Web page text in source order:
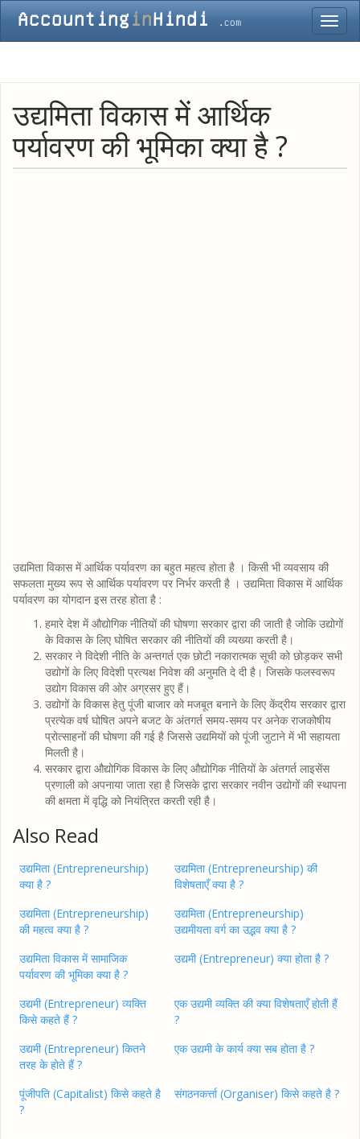
उद्यमिता विकास में आर्थिक
पर्यावरण की भूमिका क्या है ?
उद्यमिता विकास में आर्थिक पर्यावरण का बहुत महत्व होता है । किसी भी व्यवसाय की
सफलता मुख्य रूप से आर्थिक पर्यावरण पर निर्भर करती है । उद्यमिता विकास में आर्थिक
पर्यावरण का योगदान इस तरह होता है :
हमारे देश में औद्योगिक नीतियों की घोषणा सरकार द्वारा की जाती है जोकि उद्योगों
के विकास के लिए घोषित सरकार की नीतियों की व्यख्या करती है।
सरकार ने विदेशी नीति के अन्तगर्त एक छोटी नकारात्मक सूची को छोड़कर सभी
उद्योगों के लिए विदेशी प्रत्यक्ष निवेश की अनुमति दे दी है। जिसके फलस्वरूप
उद्योग विकास की ओर अग्रसर हुए हैं।
उद्योगों के विकास हेतु पूंजी बाजार को मजबूत बनाने के लिए केंद्रीय सरकार द्वारा
प्रत्येक वर्ष घोषित अपने बजट के अंतगर्त समय-समय पर अनेक राजकोषीय
प्रोत्साहनों की घोषणा की गई है जिससे उद्यमियों को पूंजी जुटाने में भी सहायता
मिलती है।
सरकार द्वारा औद्योगिक विकास के लिए औद्योगिक नीतियों के अंतगर्त लाइसेंस
प्रणाली को अपनाया जाता रहा है जिसके द्वारा सरकार नवीन उद्योगों की स्थापना
की क्षमता में वृद्धि को नियंत्रित करती रही है।
Also Read
उद्यमिता (Entrepreneurship)
क्या है ?
उद्यमिता (Entrepreneurship) की
विशेषताएँ क्या है ?
उद्यमिता (Entrepreneurship)
की महत्व क्या है ?
उद्यमिता (Entrepreneurship)
उद्यमीयता वर्ग का उद्भव क्या है ?
उद्यमिता विकास में सामाजिक
पर्यावरण की भूमिका क्या है ?
उद्यमी (Entrepreneur) क्या होता है ?
उद्यमी (Entrepreneur) व्यक्ति
किसे कहते हैं ?
एक उद्यमी व्यक्ति की क्या विशेषताएँ होती हैं
?
उद्यमी (Entrepreneur) कितने
तरह के होते हैं ?
एक उद्यमी के कार्य क्या सब होता है ?
पूंजीपति (Capitalist) किसे कहते है
?
संगठनकर्त्ता (Organiser) किसे कहते है ?